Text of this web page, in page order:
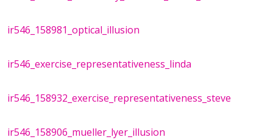
ir546_158981_optical_illusion
ir546_exercise_representativeness_linda
ir546_158932_exercise_representativeness_steve
ir546_158906_mueller_lyer_illusion